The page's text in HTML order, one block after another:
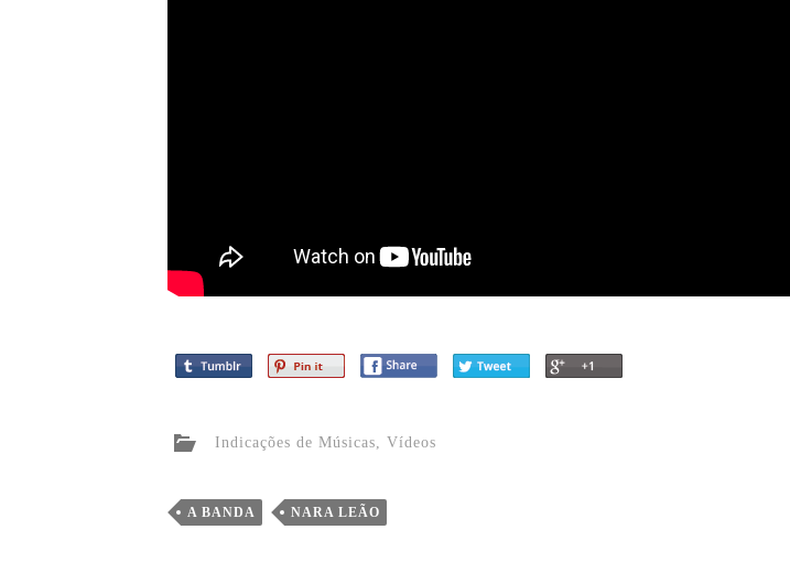
Indicações de Músicas, Vídeos
A BANDA NARA LEÃO